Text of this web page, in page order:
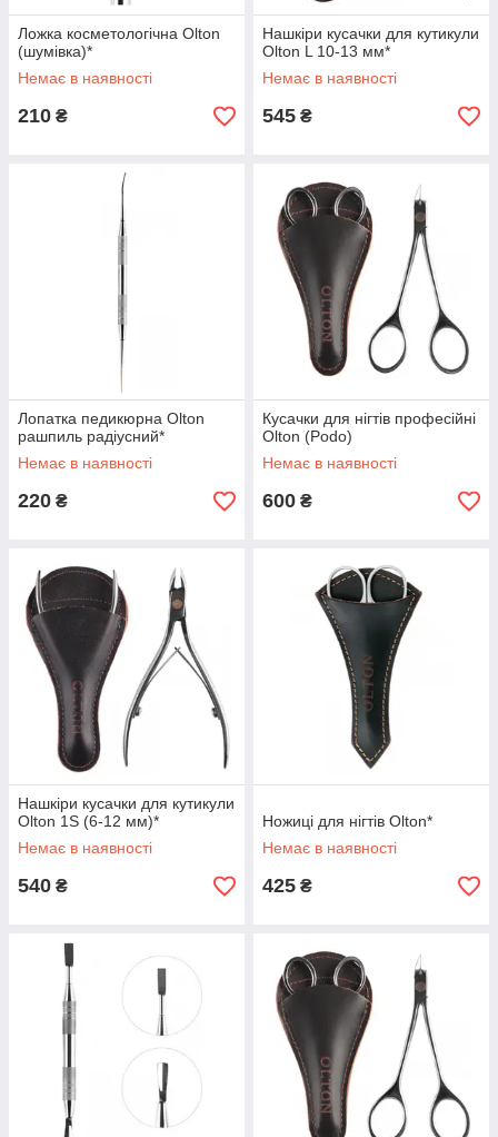
Ложка косметологічна Olton
(шумівка)*
Немає в наявності
210 ₴
Нашкіри кусачки для кутикули
Olton L 10-13 мм*
Немає в наявності
545 ₴
Лопатка педикюрна Olton
рашпиль радіусний*
Немає в наявності
220 ₴
Кусачки для нігтів професійні
Olton (Podo)
Немає в наявності
600 ₴
Нашкіри кусачки для кутикули
Olton 1S (6-12 мм)*
Немає в наявності
540 ₴
Ножиці для нігтів Olton*
Немає в наявності
425 ₴